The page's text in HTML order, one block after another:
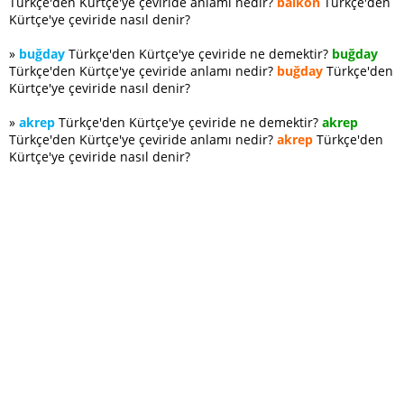
Kürtçe'ye çeviride nasıl denir?
» buğday Türkçe'den Kürtçe'ye çeviride ne demektir? buğday
Türkçe'den Kürtçe'ye çeviride anlamı nedir? buğday Türkçe'den
Kürtçe'ye çeviride nasıl denir?
» akrep Türkçe'den Kürtçe'ye çeviride ne demektir? akrep
Türkçe'den Kürtçe'ye çeviride anlamı nedir? akrep Türkçe'den
Kürtçe'ye çeviride nasıl denir?